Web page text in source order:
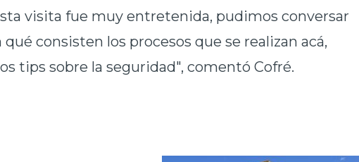
visita fue muy entretenida, pudimos conversar
consisten los procesos que se realizan acá,
tips sobre la seguridad", comentó Cofré.